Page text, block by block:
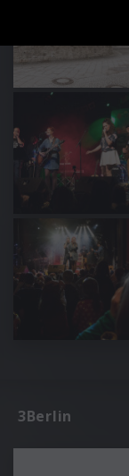
3Berlin